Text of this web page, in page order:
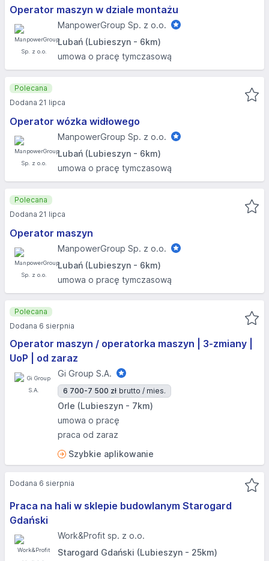
Operator maszyn w dziale montażu
ManpowerGroup Sp. z o.o.
Lubań (Lubieszyn - 6km)
umowa o pracę tymczasową
Operator wózka widłowego
ManpowerGroup Sp. z o.o.
Lubań (Lubieszyn - 6km)
umowa o pracę tymczasową
Polecana
Dodana 21 lipca
Operator maszyn
ManpowerGroup Sp. z o.o.
Lubań (Lubieszyn - 6km)
umowa o pracę tymczasową
Polecana
Dodana 21 lipca
Operator maszyn / operatorka maszyn | 3-zmiany |
UoP | od zaraz
Gi Group S.A.
6 700-7 500 zł brutto / mies.
Orle (Lubieszyn - 7km)
umowa o pracę
praca od zaraz
Szybkie aplikowanie
Polecana
Dodana 6 sierpnia
Praca na hali w sklepie budowlanym Starogard
Gdański
Work&Profit sp. z o.o.
Starogard Gdański (Lubieszyn - 25km)
Dodana 6 sierpnia